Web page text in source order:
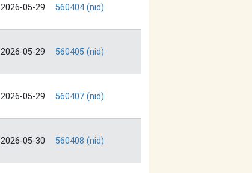
2026-05-29 560404 (nid)
2026-05-29 560405 (nid)
2026-05-29 560407 (nid)
2026-05-30 560408 (nid)